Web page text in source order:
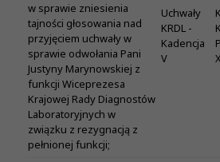
w sprawie zniesienia
tajności głosowania nad
przyjęciem uchwały w
sprawie odwołania Pani
Justyny Marynowskiej z
funkcji Wiceprezesa
Krajowej Rady Diagnostów
Laboratoryjnych w
związku z rezygnacją z
pełnionej funkcji;
Uchwały
KRDL -
Kadencja
V